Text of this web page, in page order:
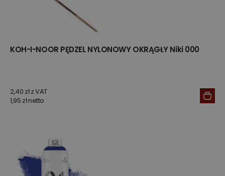
KOH-I-NOOR PĘDZEL NYLONOWY OKRĄGŁY Niki 000
2,40 zł z VAT
1,95 zł netto